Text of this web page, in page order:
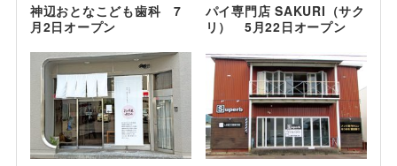
神辺おとなこども歯科 7
月2日オープン
パイ専門店 SAKURI（サク
リ） 5月22日オープン